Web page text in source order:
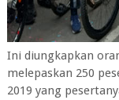
Ini diungkapkan
melepaskan 250
2019 yang